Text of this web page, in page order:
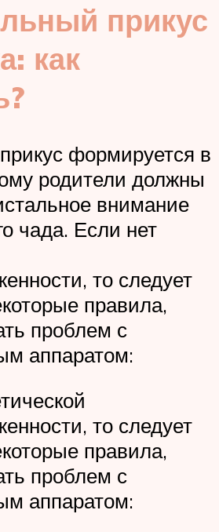
прикус
как
формируется в
родители должны
внимание
чада. Если нет
то следует
правила,
проблем с
аппаратом:
то следует
правила,
проблем с
аппаратом: